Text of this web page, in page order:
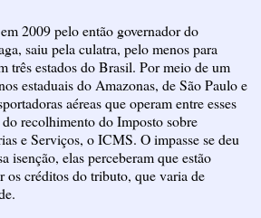
2009 pelo então governador do
saiu pela culatra, pelo menos para
três estados do Brasil. Por meio de um
estaduais do Amazonas, de São Paulo e
aéreas que operam entre esses
do recolhimento do Imposto sobre
e Serviços, o ICMS. O impasse se deu
isenção, elas perceberam que estão
os créditos do tributo, que varia de